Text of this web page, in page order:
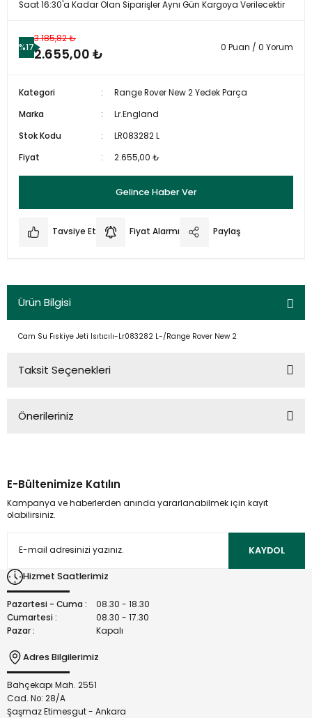
Saat 16:30'a Kadar Olan Siparişler Aynı Gün Kargoya Verilecektir
%17
3.185,82 ₺
2.655,00 ₺ 0 Puan / 0 Yorum
Kategori
Range Rover New 2 Yedek Parça
Marka
Lr.England
Stok Kodu
LR083282 L
Fiyat
2.655,00 ₺
Gelince Haber Ver
Tavsiye Et Fiyat Alarmı Paylaş
Ürün Bilgisi
Cam Su Fıskiye Jeti Isıtıcılı-Lr083282 L-/Range Rover New 2
Taksit Seçenekleri
Önerileriniz
kullanarak tarafımıza iletebilirsiniz.
Görüş ve önerileriniz için teşekkür ederiz.
Ürün açıklamasında eksik bilgiler bulunuyor.
Bu ürüne benzer farklı alternatifler olmalı.
E-Bültenimize Katılın
Kampanya ve haberlerden anında yararlanabilmek için kayıt
olabilirsiniz.
KAYDOL
Hizmet Saatlerimiz
Pazartesi - Cuma :
08.30 - 18.30
Cumartesi :
08.30 - 17.30
Pazar :
Kapalı
Adres Bilgilerimiz
Bahçekapı Mah. 2551
Cad. No: 28/A
Şaşmaz Etimesgut - Ankara